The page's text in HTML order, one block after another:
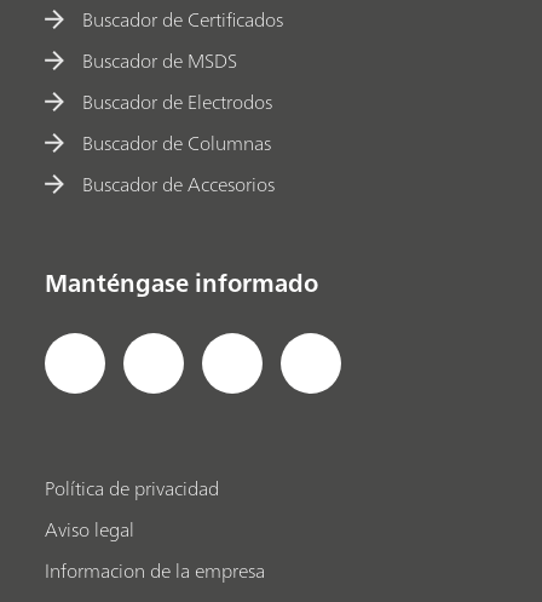
Buscador de Certificados
Buscador de MSDS
Buscador de Electrodos
Buscador de Columnas
Buscador de Accesorios
Manténgase informado
Política de privacidad
Aviso legal
Informacion de la empresa